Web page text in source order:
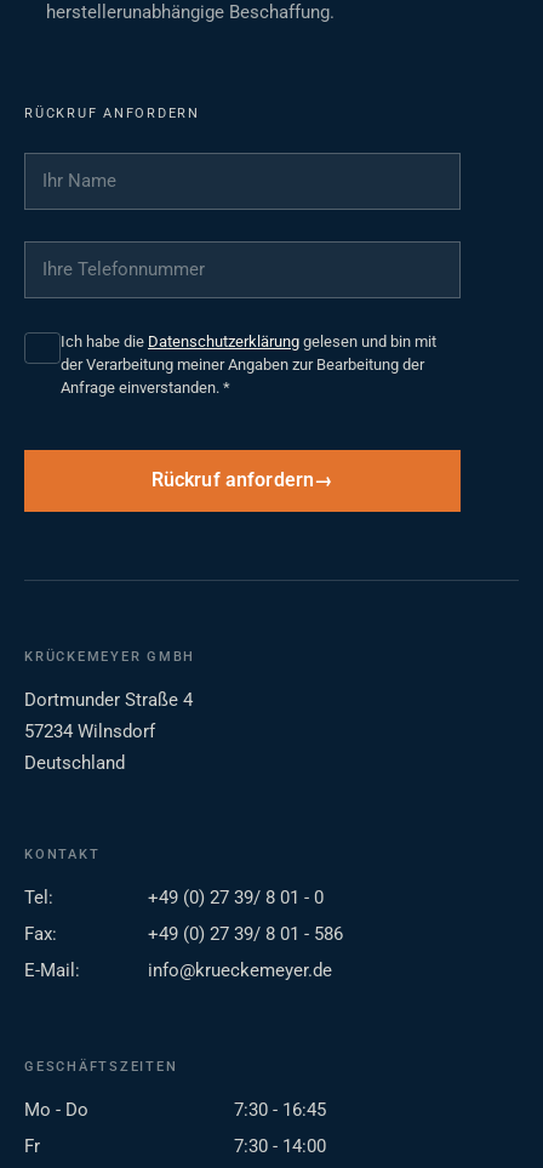
herstellerunabhängige Beschaffung.
RÜCKRUF ANFORDERN
Ihr Name
Ihre Telefonnummer
Ich habe die Datenschutzerklärung gelesen und bin mit
der Verarbeitung meiner Angaben zur Bearbeitung der
Anfrage einverstanden. *
Rückruf anfordern
KRÜCKEMEYER GMBH
Dortmunder Straße 4
57234 Wilnsdorf
Deutschland
KONTAKT
Tel:
+49 (0) 27 39/ 8 01 - 0
Fax:
+49 (0) 27 39/ 8 01 - 586
E-Mail:
info@krueckemeyer.de
GESCHÄFTSZEITEN
Mo - Do
7:30 - 16:45
Fr
7:30 - 14:00